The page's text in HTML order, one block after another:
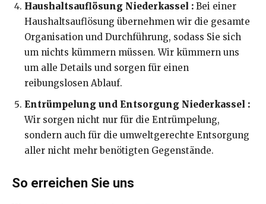
Haushaltsauflösung Niederkassel : Bei einer
Haushaltsauflösung übernehmen wir die gesamte
Organisation und Durchführung, sodass Sie sich
um nichts kümmern müssen. Wir kümmern uns
um alle Details und sorgen für einen
reibungslosen Ablauf.
Entrümpelung und Entsorgung Niederkassel :
Wir sorgen nicht nur für die Entrümpelung,
sondern auch für die umweltgerechte Entsorgung
aller nicht mehr benötigten Gegenstände.
So erreichen Sie uns